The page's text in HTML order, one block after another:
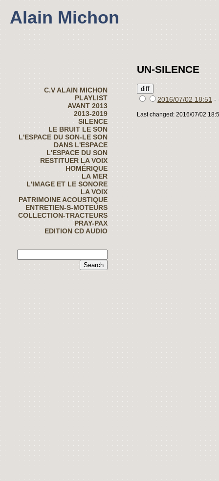
Alain Michon
C.V ALAIN MICHON
PLAYLIST
AVANT 2013
2013-2019
SILENCE
LE BRUIT LE SON
L'ESPACE DU SON-LE SON
DANS L'ESPACE
L'ESPACE DU SON
RESTITUER LA VOIX
HOMÉRIQUE
LA MER
L'IMAGE ET LE SONORE
LA VOIX
PATRIMOINE ACOUSTIQUE
ENTRETIEN-S-MOTEURS
COLLECTION-TRACTEURS
PRAY-PAX
EDITION CD AUDIO
UN-SILENCE
2016/07/02 18:51 -
Last changed: 2016/07/02